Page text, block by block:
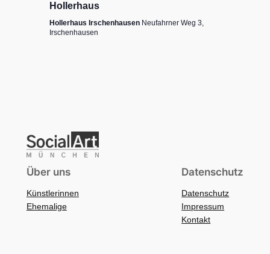
Hollerhaus
Hollerhaus Irschenhausen Neufahrner Weg 3,
Irschenhausen
Über uns
Künstlerinnen
Ehemalige
Datenschutz
Datenschutz
Impressum
Kontakt